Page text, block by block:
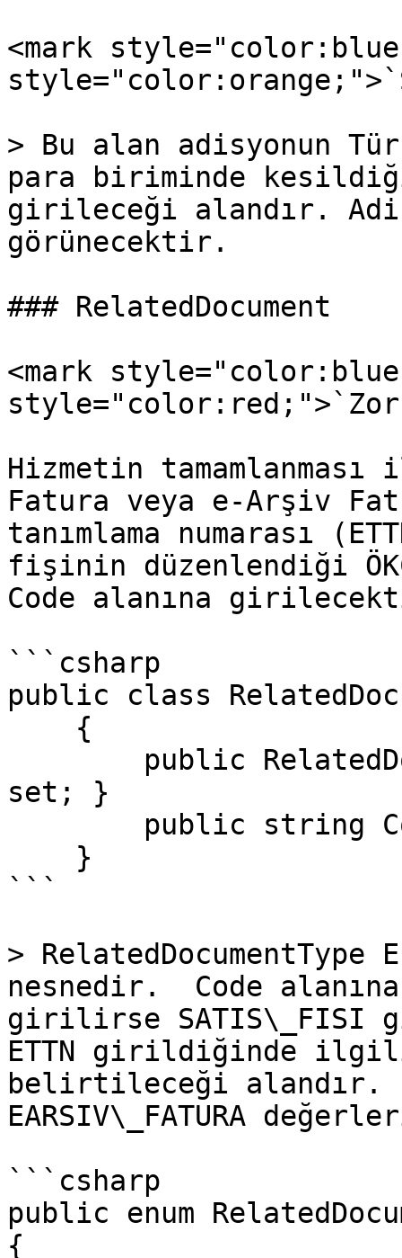
<mark
> Bu alan adisyonun
para biriminde
girileceği alandır.
görünecektir.
### RelatedDocument
<mark
Hizmetin
Fatura veya e-Arşiv
tanımlama numarası
fişinin düzenlendiği
Code alanına
```csharp
public class
set; }
```
>
nesnedir.  Code
girilirse SATIS\_FISI
ETTN girildiğinde
belirtileceği alandır.
EARSIV\_FATURA
```csharp
public enum
{